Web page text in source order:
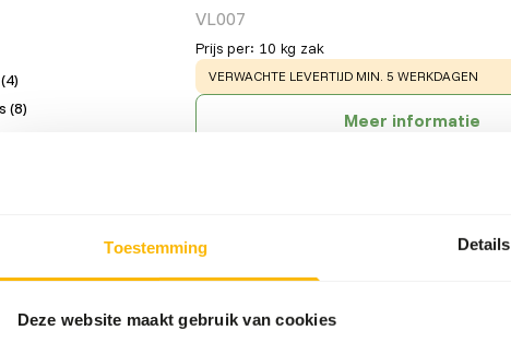
Toestemming Details
Deze website maakt gebruik van cookies
(4)
(8)
VL007
Prijs per: 10 kg zak
WARNING:
VERWACHTE LEVERTIJD MIN. 5 WERKDAGEN
Meer informatie